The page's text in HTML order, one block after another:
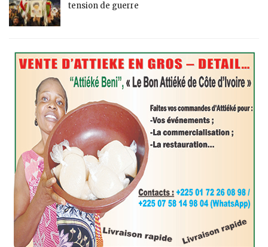
tension de guerre